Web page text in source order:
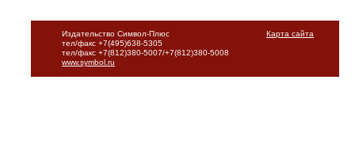
Карта сайта
Издательство Символ-Плюс
тел/факс +7(495)638-5305
тел/факс +7(812)380-5007/+7(812)380-5008
www.symbol.ru